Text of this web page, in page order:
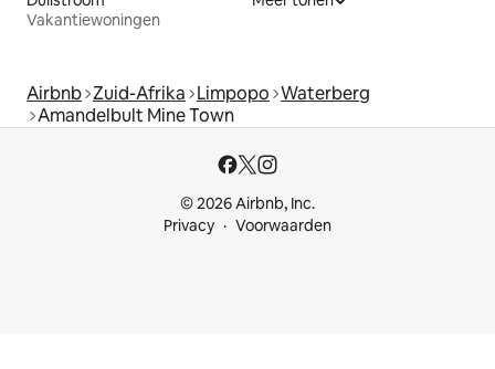
Vakantiewoningen
Airbnb Zuid-Afrika Limpopo Waterberg
Amandelbult Mine Town
© 2026 Airbnb, Inc.
Privacy
Voorwaarden